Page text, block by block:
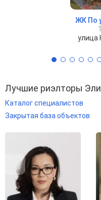
ЖК По
улица
Лучшие риэлторы
Каталог специалистов
Закрытая база объектов